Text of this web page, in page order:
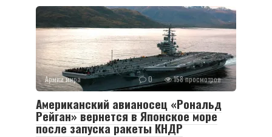
Армии мира 0 158 просмотров
Американский авианосец «Рональд
Рейган» вернется в Японское море
после запуска ракеты КНДР